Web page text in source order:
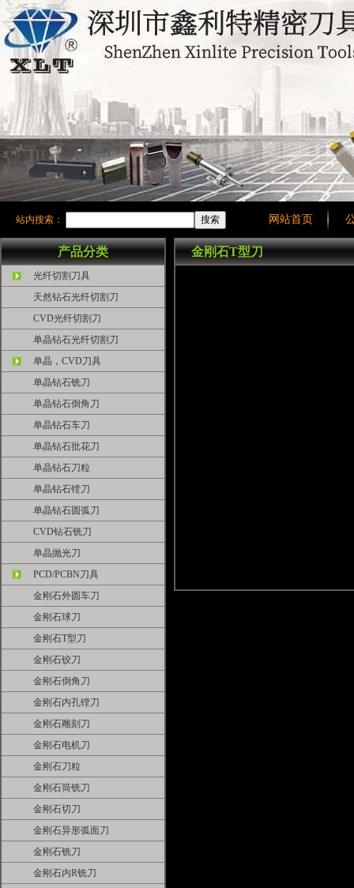
站内搜索： 网站首页
产品分类
光纤切割刀具
天然钻石光纤切割刀
CVD光纤切割刀
单晶钻石光纤切割刀
单晶，CVD刀具
单晶钻石铣刀
单晶钻石倒角刀
单晶钻石车刀
单晶钻石批花刀
单晶钻石刀粒
单晶钻石镗刀
单晶钻石圆弧刀
CVD钻石铣刀
单晶抛光刀
PCD/PCBN刀具
金刚石外圆车刀
金刚石球刀
金刚石T型刀
金刚石铰刀
金刚石倒角刀
金刚石内孔镗刀
金刚石雕刻刀
金刚石电机刀
金刚石刀粒
金刚石筒铣刀
金刚石切刀
金刚石异形弧面刀
金刚石铣刀
金刚石内R铣刀
金刚石T型刀